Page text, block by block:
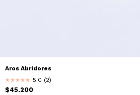
Aros Abridores
★★★★★ 5.0 (2)
$45.200